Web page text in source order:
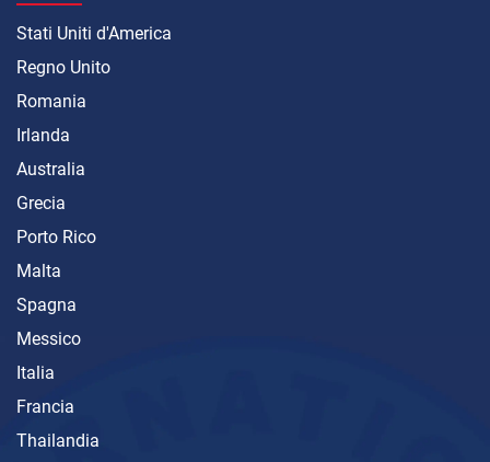
Stati Uniti d'America
Regno Unito
Romania
Irlanda
Australia
Grecia
Porto Rico
Malta
Spagna
Messico
Italia
Francia
Thailandia